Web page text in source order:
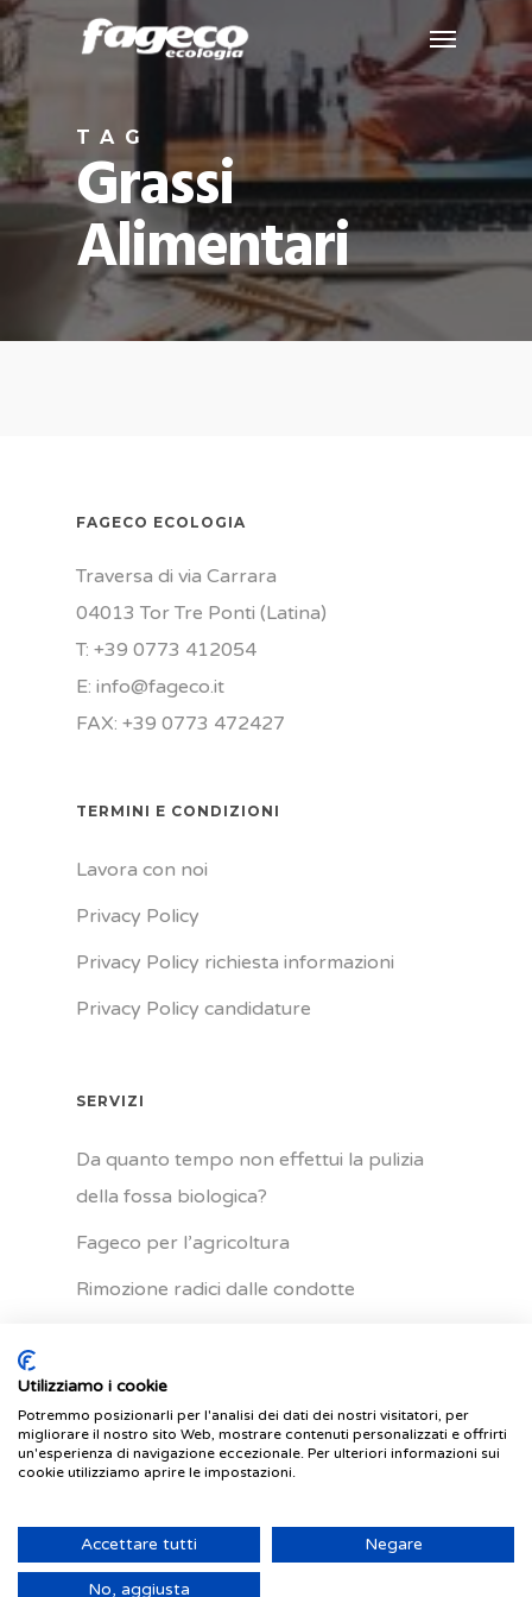
Skip
to
main
content
Menu
TAG
Grassi
Alimentari
FAGECO ECOLOGIA
Traversa di via Carrara
04013 Tor Tre Ponti (Latina)
T: +39 0773 412054
E: info@fageco.it
FAX: +39 0773 472427
TERMINI E CONDIZIONI
Lavora con noi
Privacy Policy
Privacy Policy richiesta informazioni
Privacy Policy candidature
SERVIZI
Da quanto tempo non effettui la pulizia
della fossa biologica?
Fageco per l’agricoltura
Rimozione radici dalle condotte
PRONTO INTERVENTO H24
Il Pronto Intervento Fageco è attivo tutti i
Chiama:800-324326
Utilizziamo i cookie
Potremmo posizionarli per l'analisi dei dati dei nostri visitatori, per
migliorare il nostro sito Web, mostrare contenuti personalizzati e offrirti
un'esperienza di navigazione eccezionale. Per ulteriori informazioni sui
cookie utilizziamo aprire le impostazioni.
Accettare tutti Negare
No, aggiusta